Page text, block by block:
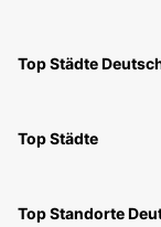
Top Städte
Top Städte
Top Standorte